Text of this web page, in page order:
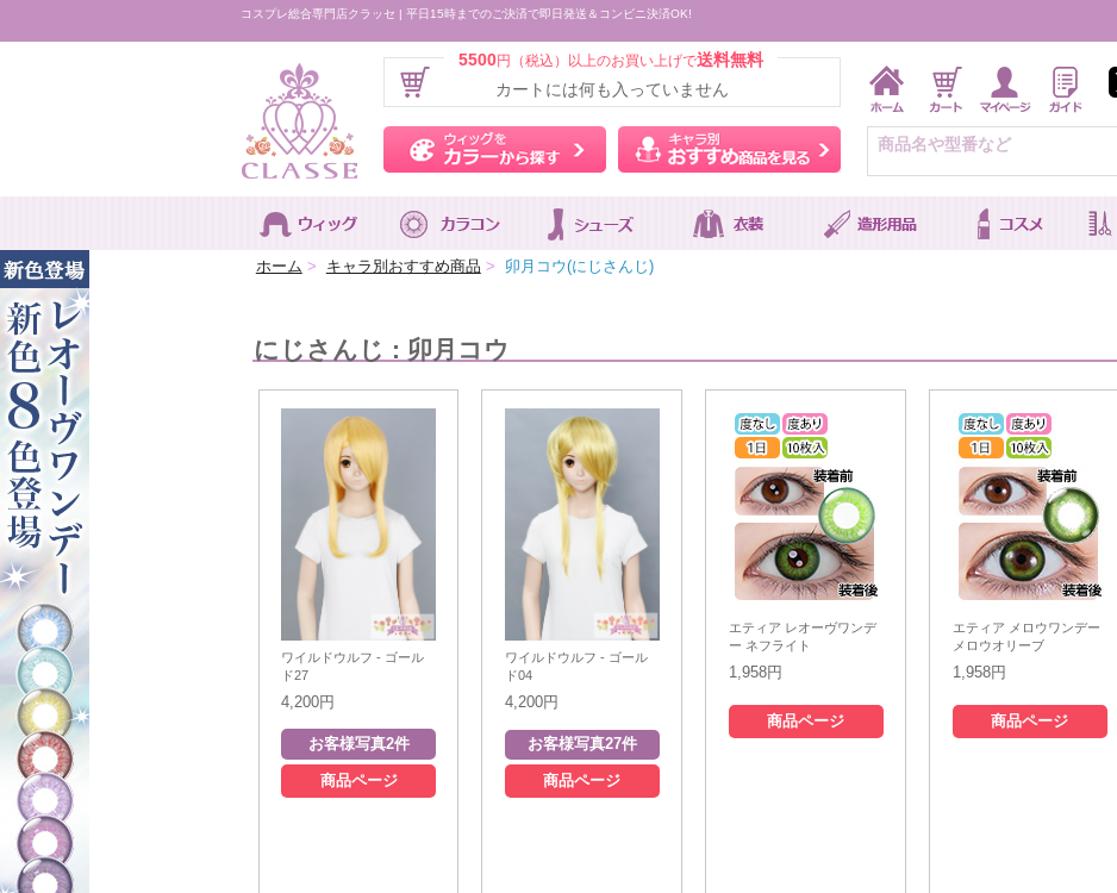
コスプレ総合専門店クラッセ | 平日15時までのご決済で即日発送＆コンビニ決済OK!
5500円（税込）以上のお買い上げで送料無料
カートには何も入っていません
ウィッグをカラーから探す キャラ別おすすめ商品を見る
ホーム > キャラ別おすすめ商品 > 卯月コウ(にじさんじ)
にじさんじ : 卯月コウ
ワイルドウルフ - ゴール
ド27
4,200円
商品ページ
ワイルドウルフ - ゴール
ド04
4,200円
商品ページ
エティア レオーヴワンデ
ー ネフライト
1,958円
商品ページ
エティア メロウワンデー
メロウオリーブ
1,958円
商品ページ